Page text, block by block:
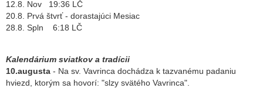
12.8. Nov 19:36 LČ
20.8. Prvá štvrť - dorastajúci Mesiac
28.8. Spln 6:18 LČ
Kalendárium sviatkov a tradícii
10.augusta - Na sv. Vavrinca dochádza k tazvanému padaniu
hviezd, ktorým sa hovorí: "slzy svätého Vavrinca".